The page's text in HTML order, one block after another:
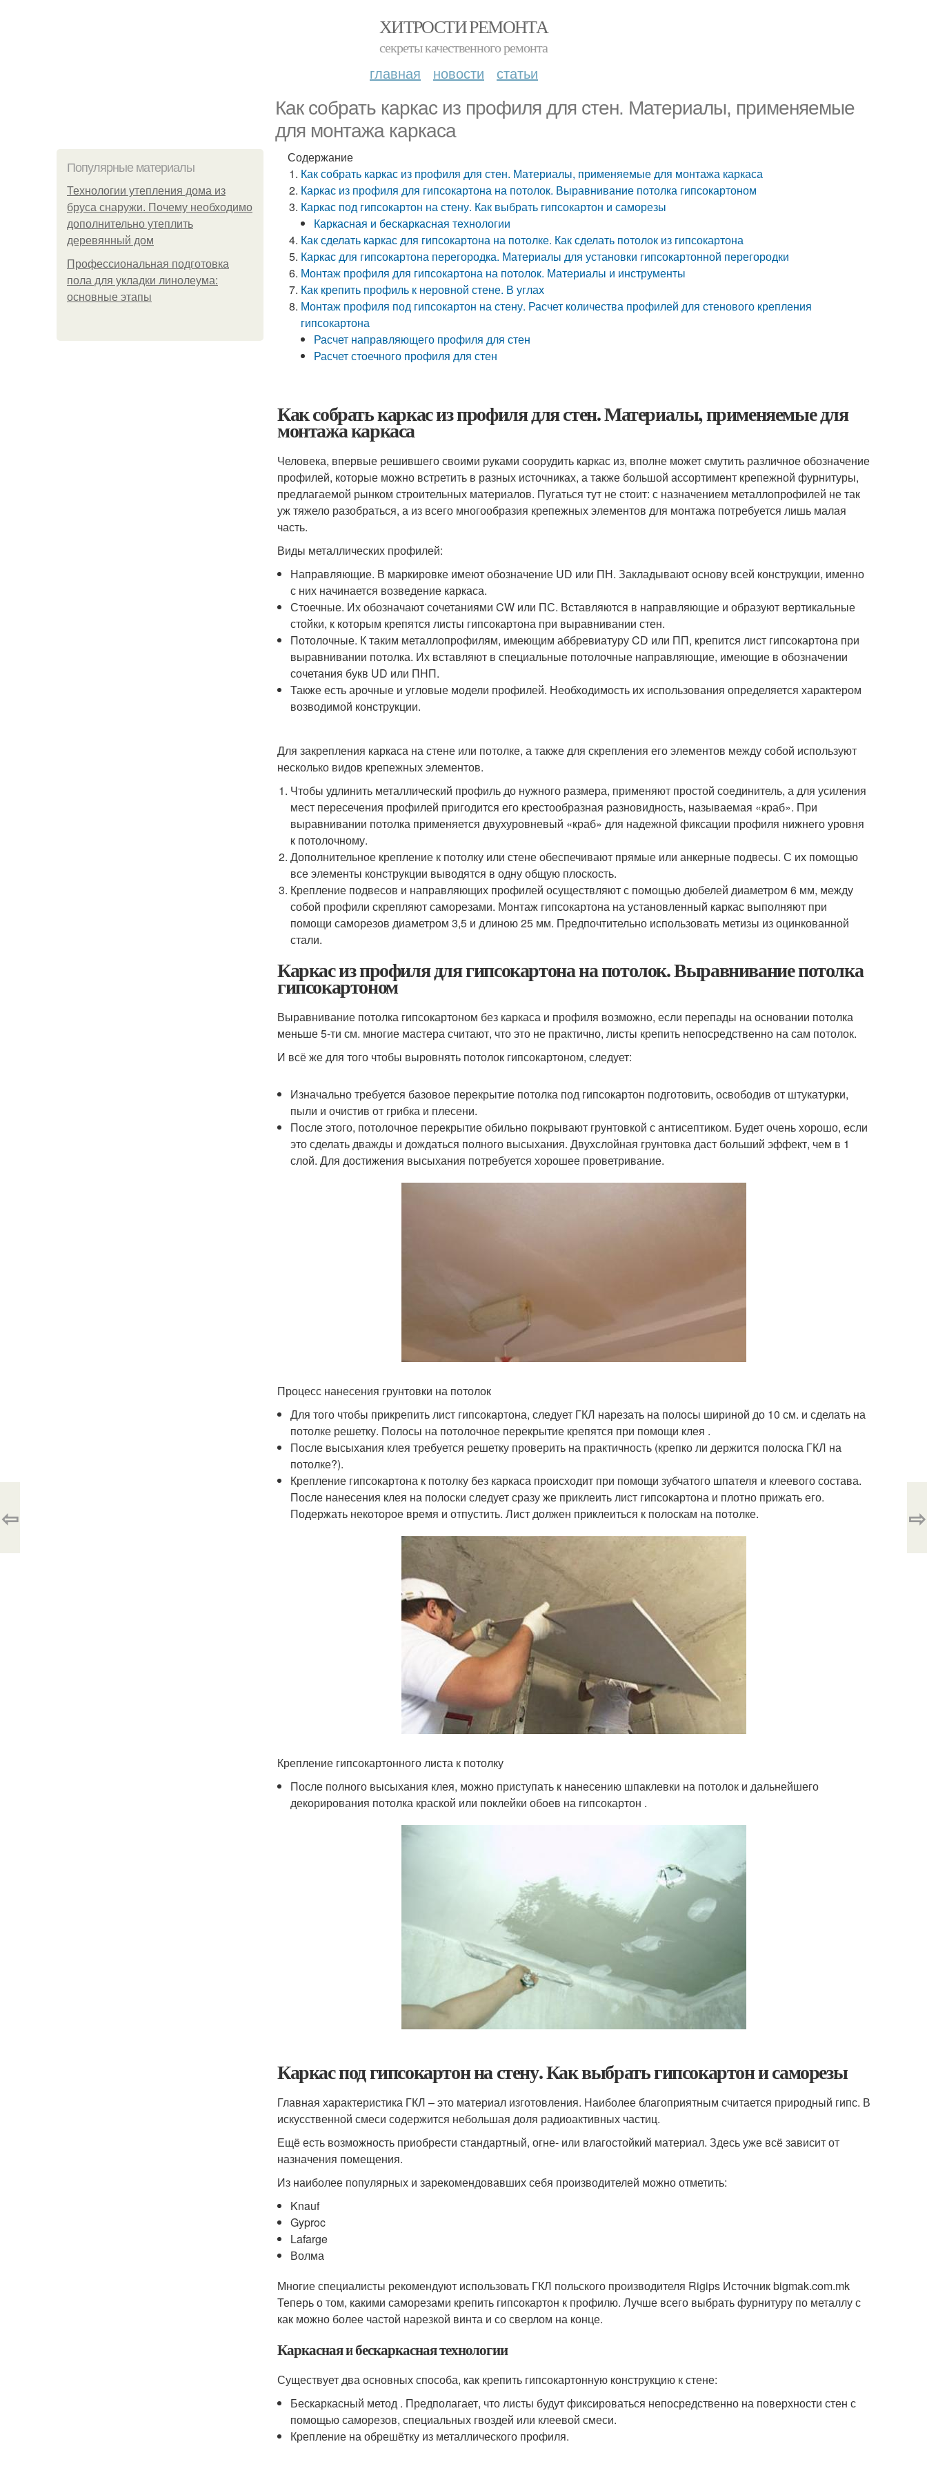
ХИТРОСТИ РЕМОНТА
секреты качественного ремонта
главная новости статьи
Как собрать каркас из профиля для стен. Материалы, применяемые
для монтажа каркаса
Популярные материалы
Технологии утепления дома из
бруса снаружи. Почему необходимо
дополнительно утеплить
деревянный дом
Профессиональная подготовка
пола для укладки линолеума:
основные этапы
Содержание
Как собрать каркас из профиля для стен. Материалы, применяемые для монтажа каркаса
Каркас из профиля для гипсокартона на потолок. Выравнивание потолка гипсокартоном
Каркас под гипсокартон на стену. Как выбрать гипсокартон и саморезы
Каркасная и бескаркасная технологии
Как сделать каркас для гипсокартона на потолке. Как сделать потолок из гипсокартона
Каркас для гипсокартона перегородка. Материалы для установки гипсокартонной перегородки
Монтаж профиля для гипсокартона на потолок. Материалы и инструменты
Как крепить профиль к неровной стене. В углах
Монтаж профиля под гипсокартон на стену. Расчет количества профилей для стенового крепления
гипсокартона
Расчет направляющего профиля для стен
Расчет стоечного профиля для стен
Как собрать каркас из профиля для стен. Материалы, применяемые для
монтажа каркаса
Человека, впервые решившего своими руками соорудить каркас из, вполне может смутить различное обозначение
профилей, которые можно встретить в разных источниках, а также большой ассортимент крепежной фурнитуры,
предлагаемой рынком строительных материалов. Пугаться тут не стоит: с назначением металлопрофилей не так
уж тяжело разобраться, а из всего многообразия крепежных элементов для монтажа потребуется лишь малая
часть.
Виды металлических профилей:
Направляющие. В маркировке имеют обозначение UD или ПН. Закладывают основу всей конструкции, именно
с них начинается возведение каркаса.
Стоечные. Их обозначают сочетаниями CW или ПС. Вставляются в направляющие и образуют вертикальные
стойки, к которым крепятся листы гипсокартона при выравнивании стен.
Потолочные. К таким металлопрофилям, имеющим аббревиатуру CD или ПП, крепится лист гипсокартона при
выравнивании потолка. Их вставляют в специальные потолочные направляющие, имеющие в обозначении
сочетания букв UD или ПНП.
Также есть арочные и угловые модели профилей. Необходимость их использования определяется характером
возводимой конструкции.
Для закрепления каркаса на стене или потолке, а также для скрепления его элементов между собой используют
несколько видов крепежных элементов.
Чтобы удлинить металлический профиль до нужного размера, применяют простой соединитель, а для усиления
мест пересечения профилей пригодится его крестообразная разновидность, называемая «краб». При
выравнивании потолка применяется двухуровневый «краб» для надежной фиксации профиля нижнего уровня
к потолочному.
Дополнительное крепление к потолку или стене обеспечивают прямые или анкерные подвесы. С их помощью
все элементы конструкции выводятся в одну общую плоскость.
Крепление подвесов и направляющих профилей осуществляют с помощью дюбелей диаметром 6 мм, между
собой профили скрепляют саморезами. Монтаж гипсокартона на установленный каркас выполняют при
помощи саморезов диаметром 3,5 и длиною 25 мм. Предпочтительно использовать метизы из оцинкованной
стали.
Каркас из профиля для гипсокартона на потолок. Выравнивание потолка
гипсокартоном
Выравнивание потолка гипсокартоном без каркаса и профиля возможно, если перепады на основании потолка
меньше 5-ти см. многие мастера считают, что это не практично, листы крепить непосредственно на сам потолок.
И всё же для того чтобы выровнять потолок гипсокартоном, следует:
Изначально требуется базовое перекрытие потолка под гипсокартон подготовить, освободив от штукатурки,
пыли и очистив от грибка и плесени.
После этого, потолочное перекрытие обильно покрывают грунтовкой с антисептиком. Будет очень хорошо, если
это сделать дважды и дождаться полного высыхания. Двухслойная грунтовка даст больший эффект, чем в 1
слой. Для достижения высыхания потребуется хорошее проветривание.
Процесс нанесения грунтовки на потолок
Для того чтобы прикрепить лист гипсокартона, следует ГКЛ нарезать на полосы шириной до 10 см. и сделать на
потолке решетку. Полосы на потолочное перекрытие крепятся при помощи клея .
После высыхания клея требуется решетку проверить на практичность (крепко ли держится полоска ГКЛ на
потолке?).
Крепление гипсокартона к потолку без каркаса происходит при помощи зубчатого шпателя и клеевого состава.
После нанесения клея на полоски следует сразу же приклеить лист гипсокартона и плотно прижать его.
Подержать некоторое время и отпустить. Лист должен приклеиться к полоскам на потолке.
Крепление гипсокартонного листа к потолку
После полного высыхания клея, можно приступать к нанесению шпаклевки на потолок и дальнейшего
декорирования потолка краской или поклейки обоев на гипсокартон .
Каркас под гипсокартон на стену. Как выбрать гипсокартон и саморезы
Главная характеристика ГКЛ – это материал изготовления. Наиболее благоприятным считается природный гипс. В
искусственной смеси содержится небольшая доля радиоактивных частиц.
Ещё есть возможность приобрести стандартный, огне- или влагостойкий материал. Здесь уже всё зависит от
назначения помещения.
Из наиболее популярных и зарекомендовавших себя производителей можно отметить:
Knauf
Gyproc
Lafarge
Волма
Многие специалисты рекомендуют использовать ГКЛ польского производителя Rigips Источник bigmak.com.mk
Теперь о том, какими саморезами крепить гипсокартон к профилю. Лучше всего выбрать фурнитуру по металлу с
как можно более частой нарезкой винта и со сверлом на конце.
Каркасная и бескаркасная технологии
Существует два основных способа, как крепить гипсокартонную конструкцию к стене:
Бескаркасный метод . Предполагает, что листы будут фиксироваться непосредственно на поверхности стен с
помощью саморезов, специальных гвоздей или клеевой смеси.
Крепление на обрешётку из металлического профиля.
⇦ ⇨